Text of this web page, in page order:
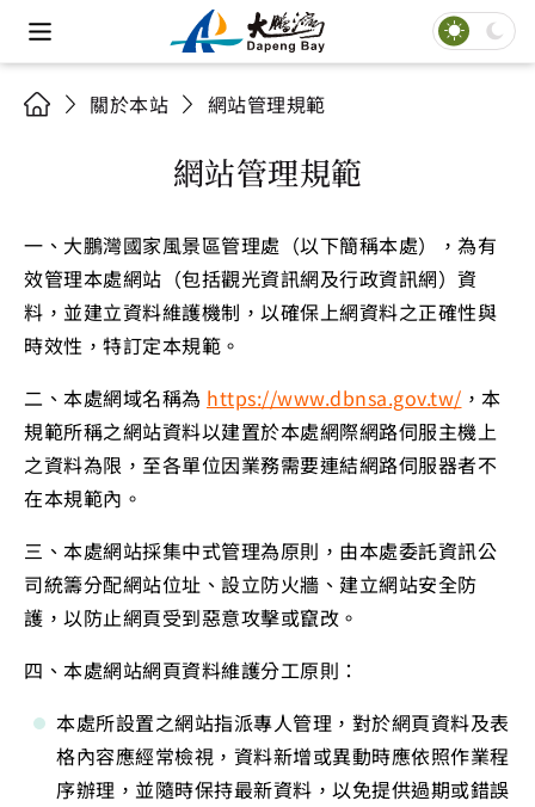
關於本站 網站管理規範
網站管理規範
一、大鵬灣國家風景區管理處（以下簡稱本處），為有
效管理本處網站（包括觀光資訊網及行政資訊網）資
料，並建立資料維護機制，以確保上網資料之正確性與
時效性，特訂定本規範。
二、本處網域名稱為 https://www.dbnsa.gov.tw/ ，本
規範所稱之網站資料以建置於本處網際網路伺服主機上
之資料為限，至各單位因業務需要連結網路伺服器者不
在本規範內。
三、本處網站採集中式管理為原則，由本處委託資訊公
司統籌分配網站位址、設立防火牆、建立網站安全防
護，以防止網頁受到惡意攻擊或竄改。
四、本處網站網頁資料維護分工原則：
本處所設置之網站指派專人管理，對於網頁資料及表
格內容應經常檢視，資料新增或異動時應依照作業程
序辦理，並隨時保持最新資料，以免提供過期或錯誤